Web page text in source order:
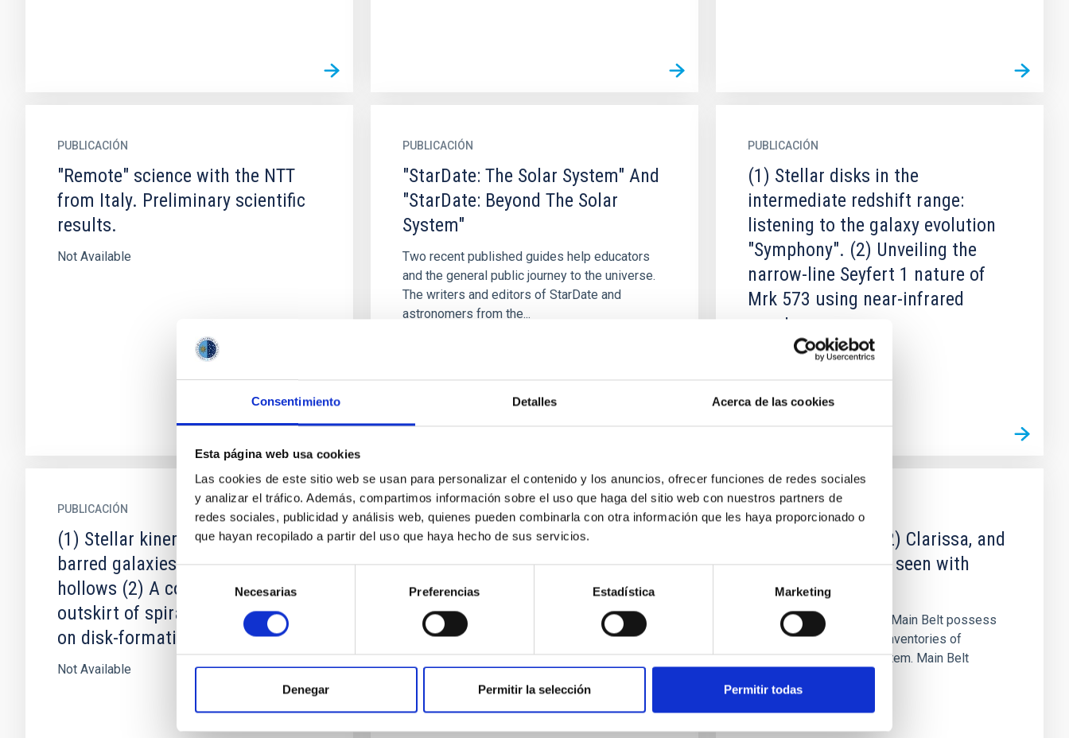
Consentimiento Detalles Acerca de las cookies
Esta página web usa cookies
Las cookies de este sitio web se usan para personalizar el contenido y los anuncios, ofrecer funciones de redes sociales
y analizar el tráfico. Además, compartimos información sobre el uso que haga del sitio web con nuestros partners de
redes sociales, publicidad y análisis web, quienes pueden combinarla con otra información que les haya proporcionado o
que hayan recopilado a partir del uso que haya hecho de sus servicios.
de
consentimiento
Necesarias Preferencias Estadística Marketing
Denegar Permitir la selección Permitir todas
PUBLICACIÓN
"Remote" science with the NTT
from Italy. Preliminary scientific
results.
Not Available
PUBLICACIÓN
"StarDate: The Solar System" And
"StarDate: Beyond The Solar
System"
Two recent published guides help educators
and the general public journey to the universe.
The writers and editors of StarDate and
astronomers from the...
PUBLICACIÓN
(1) Stellar disks in the
intermediate redshift range:
listening to the galaxy evolution
"Symphony". (2) Unveiling the
narrow-line Seyfert 1 nature of
Mrk 573 using near-infrared
spectroscopy
Not Available
PUBLICACIÓN
(1) Stellar kinematics in double-
barred galaxies: the sigma-
hollows (2) A colorful view on the
outskirt of spiral galaxies: clues
on disk-formation scenarios
Not Available
(1) The effect of magnetic fields
on solar abundance
determinations (2) The solar
photosphere in 3D. This time
from observations
Not Available
PUBLICACIÓN
(163) Erigone, (302) Clarissa, and
(752) Sulamitis as seen with
JWST's NIRSpec
Primitive asteroids in the Main Belt possess
one of the most pristine inventories of
materials in the Solar System. Main Belt